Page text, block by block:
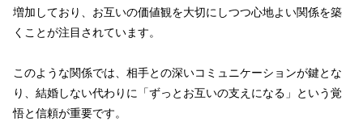
増加しており、お互いの価値観を大切にしつつ心地よい関係を築
くことが注目されています。
このような関係では、相手との深いコミュニケーションが鍵とな
り、結婚しない代わりに「ずっとお互いの支えになる」という覚
悟と信頼が重要です。